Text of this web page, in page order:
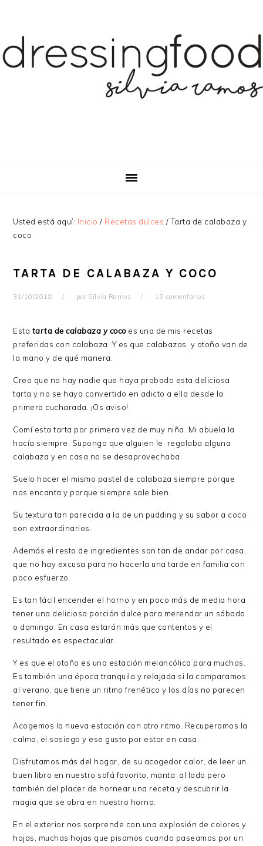
navegación
principal
principal
barra
lateral
Usted está aquí: Inicio / Recetas dulces /Tarta de calabaza y
coco
TARTA DE CALABAZA Y COCO
31/10/2018 por Silvia Ramos 18 comentarios
Esta tarta de calabaza y cocoes una de mis recetas
preferidas con calabaza. Y es que calabazas y otoño van de
la mano y de qué manera.
Creo que no hay nadie que haya probado esta deliciosa
tarta y no se haya convertido en adicto a ella desde la
primera cucharada. ¡Os aviso!
Comí esta tarta por primera vez de muy niña. Mi abuela la
hacía siempre. Supongo que alguien le regalaba alguna
calabaza y en casa no se desaprovechaba.
Suelo hacer el mismo pastel de calabaza siempre porque
nos encanta y porque siempre sale bien.
Su textura tan parecida a la de un pudding y su sabor a coco
son extraordinarios.
Además el resto de ingredientes son tan de andar por casa,
que no hay excusa para no hacerla una tarde en familia con
poco esfuerzo.
Es tan fácil encender el horno y en poco más de media hora
tener una deliciosa porción dulce para merendar un sábado
o domingo. En casa estarán más que contentos y el
resultado es espectacular.
Y es que el otoño es una estación melancólica para muchos.
Es también una época tranquila y relajada si la comparamos
al verano, que tiene un ritmo frenético y los días no parecen
tener fin.
Acogemos la nueva estación con otro ritmo. Recuperamos la
calma, el sosiego y ese gusto por estar en casa.
Disfrutamos más del hogar, de su acogedor calor, de leer un
buen libro en nuestro sofá favorito, manta al lado pero
también del placer de hornear una receta y descubrir la
magia que se obra en nuestro horno.
En el exterior nos sorprende con una explosión de colores y
hojas, muchas hojas que pisamos cuando paseamos por un